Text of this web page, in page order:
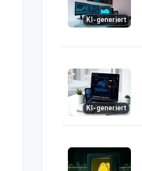
KI-generiert
KI-generiert